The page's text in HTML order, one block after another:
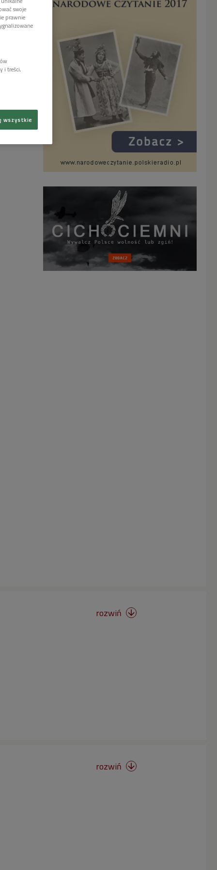
rozwiń 
rozwiń 
swoje
prawnie
i treści,
wszystkie